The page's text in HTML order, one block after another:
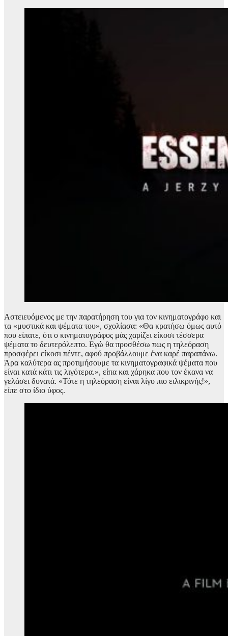
Αστειευόμενος με την παρατήρηση του για τον κινηματογράφο και
τα «μυστικά και ψέματα του», σχολίασα: «Θα κρατήσω όμως αυτό
που είπατε, ότι ο κινηματογράφος μάς χαρίζει είκοσι τέσσερα
ψέματα το δευτερόλεπτο. Εγώ θα προσθέσω πως η τηλεόραση
προσφέρει είκοσι πέντε, αφού προβάλλουμε ένα καρέ παραπάνω.
Άρα καλύτερα ας προτιμήσουμε τα κινηματογραφικά ψέματα που
είναι κατά κάτι τις λιγότερα.», είπα και χάρηκα που τον έκανα να
γελάσει δυνατά. «Τότε η τηλεόραση είναι λίγο πιο ειλικρινής!»,
είπε στο ίδιο ύφος.